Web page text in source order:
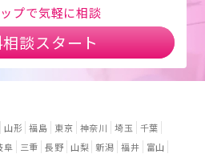
プで気軽に相談
談スタート
山形 福島 東京 神奈川 埼玉
千葉
阜 三重 長野 山梨 新潟 福井
富山